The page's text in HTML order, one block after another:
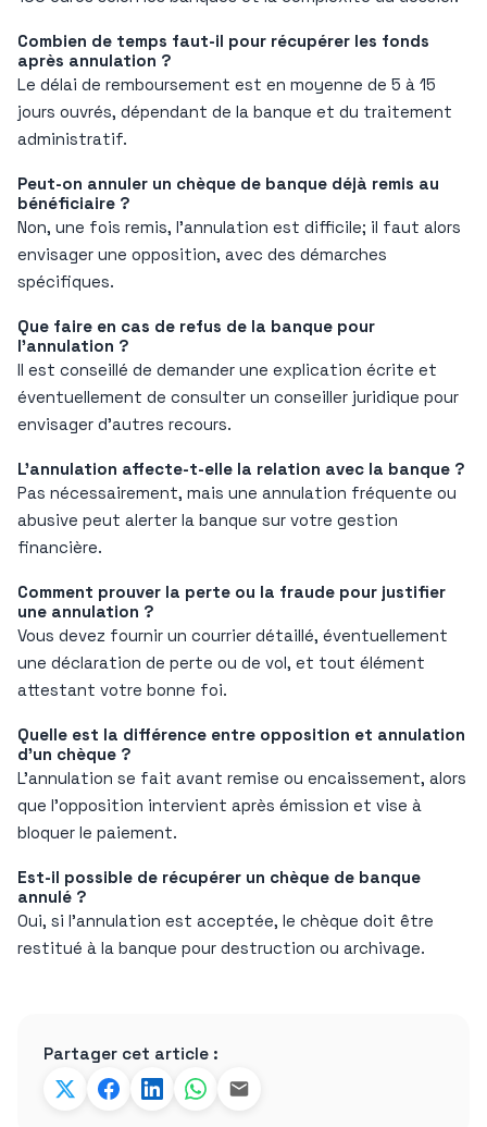
Combien de temps faut-il pour récupérer les fonds
après annulation ?
Le délai de remboursement est en moyenne de 5 à 15
jours ouvrés, dépendant de la banque et du traitement
administratif.
Peut-on annuler un chèque de banque déjà remis au
bénéficiaire ?
Non, une fois remis, l’annulation est difficile; il faut alors
envisager une opposition, avec des démarches
spécifiques.
Que faire en cas de refus de la banque pour
l’annulation ?
Il est conseillé de demander une explication écrite et
éventuellement de consulter un conseiller juridique pour
envisager d’autres recours.
L’annulation affecte-t-elle la relation avec la banque ?
Pas nécessairement, mais une annulation fréquente ou
abusive peut alerter la banque sur votre gestion
financière.
Comment prouver la perte ou la fraude pour justifier
une annulation ?
Vous devez fournir un courrier détaillé, éventuellement
une déclaration de perte ou de vol, et tout élément
attestant votre bonne foi.
Quelle est la différence entre opposition et annulation
d’un chèque ?
L’annulation se fait avant remise ou encaissement, alors
que l’opposition intervient après émission et vise à
bloquer le paiement.
Est-il possible de récupérer un chèque de banque
annulé ?
Oui, si l’annulation est acceptée, le chèque doit être
restitué à la banque pour destruction ou archivage.
Partager cet article :